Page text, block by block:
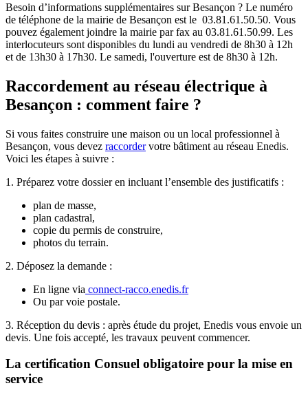
Besoin d’informations supplémentaires sur Besançon ? Le numéro
de téléphone de la mairie de Besançon est le 03.81.61.50.50. Vous
pouvez également joindre la mairie par fax au 03.81.61.50.99. Les
interlocuteurs sont disponibles du lundi au vendredi de 8h30 à 12h
et de 13h30 à 17h30. Le samedi, l'ouverture est de 8h30 à 12h.
Raccordement au réseau électrique à
Besançon : comment faire ?
Si vous faites construire une maison ou un local professionnel à
Besançon, vous devez raccordervotre bâtiment au réseau Enedis.
Voici les étapes à suivre :​
1. Préparez votre dossier en incluant l’ensemble des justificatifs :
plan de masse,
plan cadastral,
copie du permis de construire,
photos du terrain.​
2. Déposez la demande :
En ligne via connect-racco.enedis.fr
Ou par voie postale.​
3. Réception du devis : après étude du projet, Enedis vous envoie un
devis. Une fois accepté, les travaux peuvent commencer.​​
La certification Consuel obligatoire pour la mise en
service